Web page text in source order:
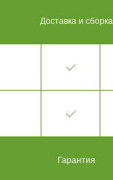
Доставка и сборка
Гарантия